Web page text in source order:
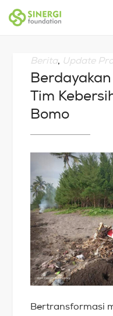
Berita, Update
Tim
Bomo
Bertransformasi